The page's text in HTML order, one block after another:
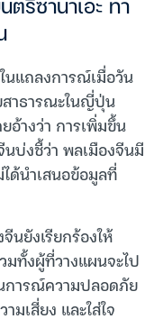
ตรีซานาเอะ ทา
นแถลงการณ์เมื่อวัน
าธารณะในญี่ปุ่น
อ้างว่า การเพิ่มขึ้น
บ่งชี้ว่า พลเมืองจีนมี
ด้นำเสนอข้อมูลที่
นยังเรียกร้องให้
ทั้งผู้ที่วางแผนจะไป
การณ์ความปลอดภัย
มเสี่ยง และใส่ใจ